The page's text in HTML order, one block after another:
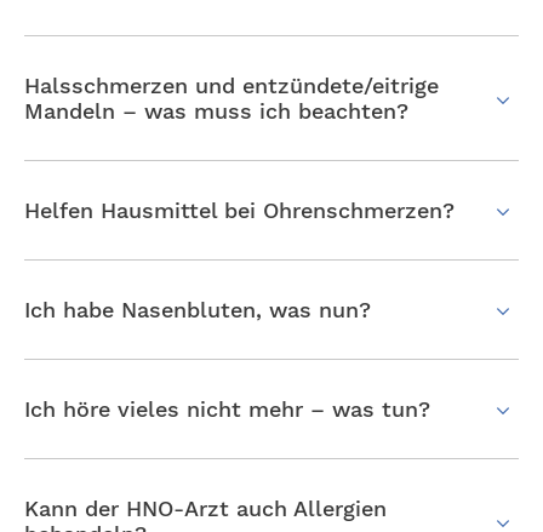
Halsschmerzen und entzündete/eitrige
Mandeln – was muss ich beachten?
Helfen Hausmittel bei Ohrenschmerzen?
Ich habe Nasenbluten, was nun?
Ich höre vieles nicht mehr – was tun?
Kann der HNO-Arzt auch Allergien